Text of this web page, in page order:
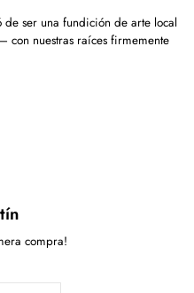
de ser una fundición de arte local
nuestras raíces firmemente
compra!